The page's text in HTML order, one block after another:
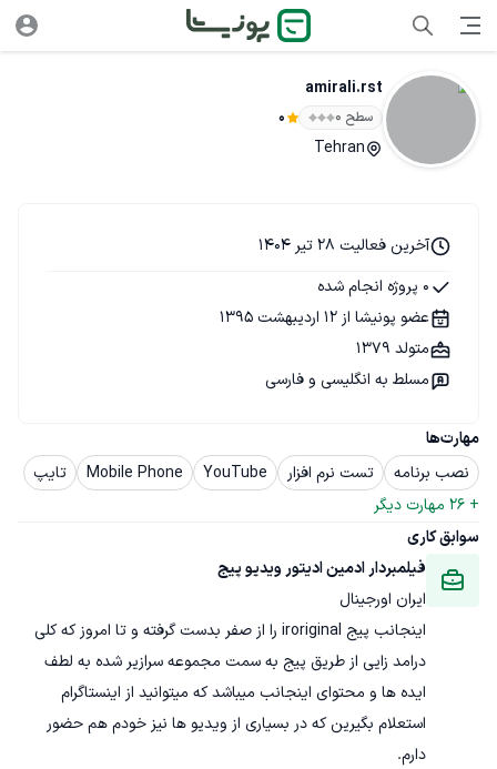
amirali.rst
سطح ۰ 0
Tehran
مهارت‌ها
نصب برنامه
تست نرم افزار YouTube
Mobile Phone
تایپ
+
26 مهارت دیگر
سوابق کاری
فیلمبردار ادمین ادیتور ویدیو پیج
ایران اورجینال
اینجانب پیج iroriginal را از صفر بدست گرفته و تا امروز که کلی
درامد زایی از طریق پیج به سمت مجموعه سرازیر شده به لطف
ایده ها و محتوای اینجانب میباشد که میتوانید از اینستاگرام
استعلام بگیرین که در بسیاری از ویدیو ها نیز خودم هم حضور
دارم.
آخرین فعالیت 28 تیر 1404
0 پروژه انجام شده
عضو پونیشا از 12 اردیبهشت 1395
متولد 1379
مسلط به انگلیسی و فارسی